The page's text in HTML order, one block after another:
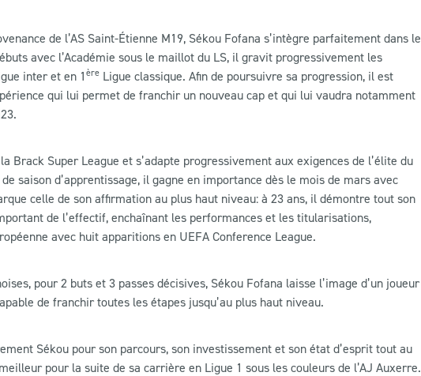
de l’AS Saint-Étienne M19, Sékou Fofana s’intègre parfaitement dans le
avec l’Académie sous le maillot du LS, il gravit progressivement les
inter et en 1ère Ligue classique. Afin de poursuivre sa progression, il est
qui lui permet de franchir un nouveau cap et qui lui vaudra notamment
Brack Super League et s’adapte progressivement aux exigences de l’élite du
saison d’apprentissage, il gagne en importance dès le mois de mars avec
celle de son affirmation au plus haut niveau: à 23 ans, il démontre tout son
de l’effectif, enchaînant les performances et les titularisations,
avec huit apparitions en UEFA Conference League.
pour 2 buts et 3 passes décisives, Sékou Fofana laisse l’image d’un joueur
de franchir toutes les étapes jusqu’au plus haut niveau.
Sékou pour son parcours, son investissement et son état d’esprit tout au
pour la suite de sa carrière en Ligue 1 sous les couleurs de l’AJ Auxerre.